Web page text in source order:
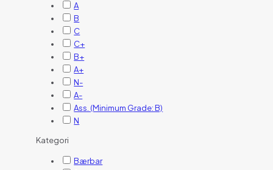
A
B
C
C+
B+
A+
N-
A-
Ass. (Minimum Grade: B)
N
Kategori
Bærbar